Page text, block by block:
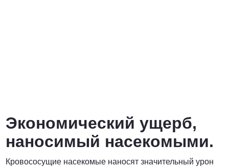
Экономический ущерб,
наносимый насекомыми.
Кровососущие насекомые наносят значительный урон